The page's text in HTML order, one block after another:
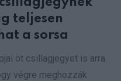
teljesen
a sorsa
öt csillagjegyet is arra
végre meghozzák